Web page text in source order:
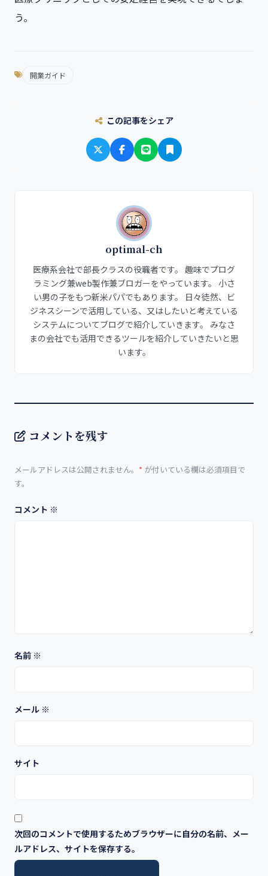
う。
開業ガイド
この記事をシェア
optimal-ch
医療系会社で部長クラスの役職者です。 趣味でプログ
ラミング兼web製作兼ブロガーをやっています。 小さ
い男の子をもつ新米パパでもあります。 日々徒然、ビ
ジネスシーンで活用している、又はしたいと考えている
システムについてブログで紹介していきます。 みなさ
まの会社でも活用できるツールを紹介していきたいと思
います。
コメントを残す
メールアドレスは公開されません。 * が付いている欄は必須項目で
す。
コメント ※
名前 ※
メール ※
サイト
次回のコメントで使用するためブラウザーに自分の名前、メー
ルアドレス、サイトを保存する。